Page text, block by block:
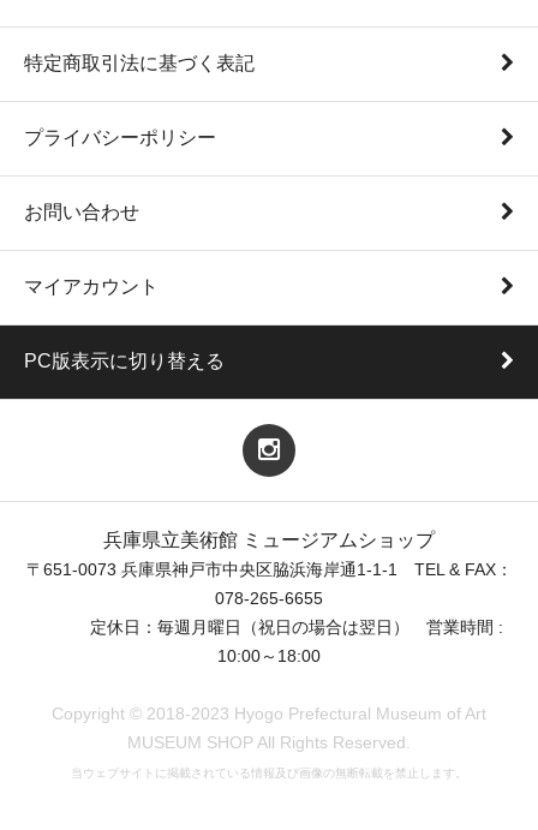
特定商取引法に基づく表記
プライバシーポリシー
お問い合わせ
マイアカウント
PC版表示に切り替える
兵庫県立美術館 ミュージアムショップ
〒651-0073 兵庫県神戸市中央区脇浜海岸通1-1-1 TEL & FAX：
078-265-6655
定休日：毎週月曜日（祝日の場合は翌日） 営業時間 :
10:00～18:00
Copyright © 2018-2023 Hyogo Prefectural Museum of Art
MUSEUM SHOP All Rights Reserved.
当ウェブサイトに掲載されている情報及び画像の無断転載を禁止します。